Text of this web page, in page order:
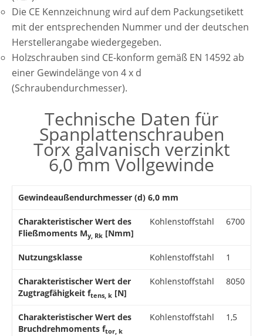
Die CE Kennzeichnung wird auf dem Packungsetikett
mit der entsprechenden Nummer und der deutschen
Herstellerangabe wiedergegeben.
Holzschrauben sind CE-konform gemäß EN 14592 ab
einer Gewindelänge von 4 x d
(Schraubendurchmesser).
Technische Daten für
Spanplattenschrauben
Torx galvanisch verzinkt
6,0 mm Vollgewinde
Gewindeaußendurchmesser (d) 6,0 mm
Charakteristischer Wert des
Fließmoments My, Rk [Nmm]
Kohlenstoffstahl 6700
Nutzungsklasse Kohlenstoffstahl 1
Charakteristischer Wert der
Zugtragfähigkeit ftens, k [N]
Kohlenstoffstahl 8050
Charakteristischer Wert des
Bruchdrehmoments ftor, k
Kohlenstoffstahl 1,5